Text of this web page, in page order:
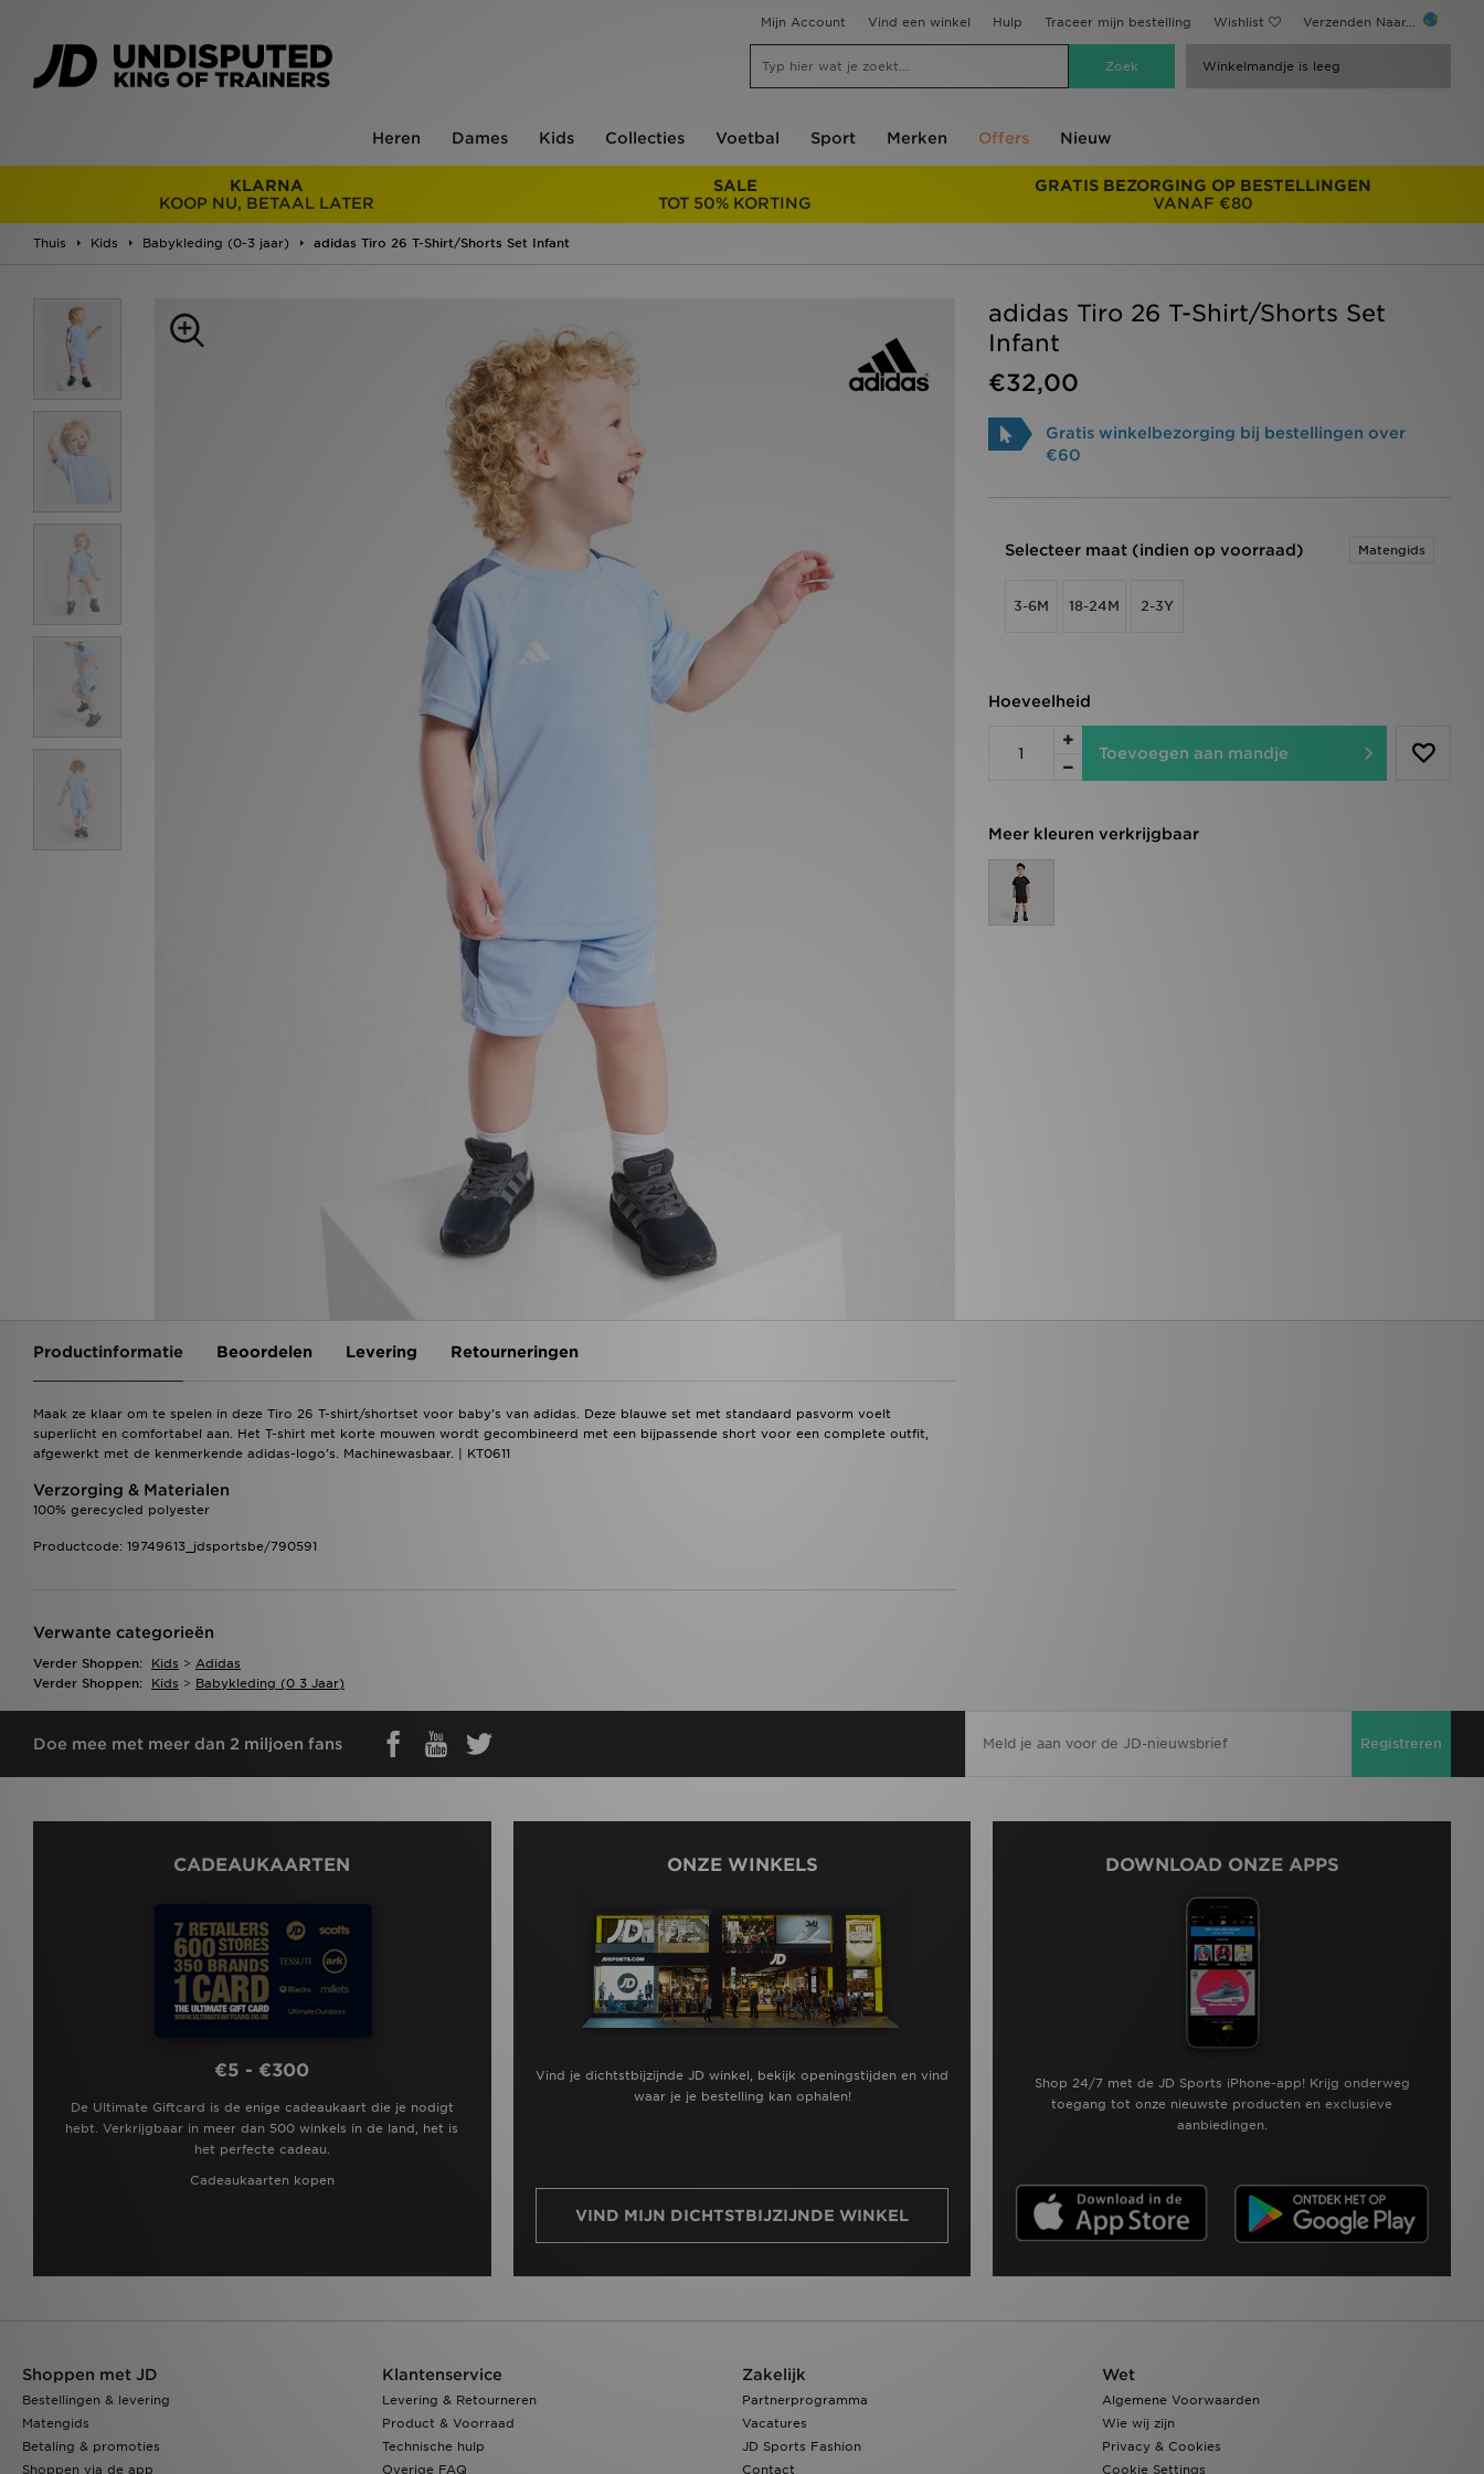
Mijn Account Vind een winkel Hulp Traceer mijn bestelling Wishlist Verzenden Naar...
Winkelmandje is leeg
Heren Dames Kids Collecties Voetbal Sport Merken Offers Nieuw
KLARNA
KOOP NU, BETAAL LATER
SALE
TOT 50% KORTING
GRATIS BEZORGING OP BESTELLINGEN
VANAF €80
Thuis Kids Babykleding (0-3 jaar) adidas Tiro 26 T-Shirt/Shorts Set Infant
adidas Tiro 26 T-Shirt/Shorts Set
Infant
€32,00
Gratis winkelbezorging bij bestellingen over
€60
Selecteer maat (indien op voorraad) Matengids
3-6M 18-24M 2-3Y
Hoeveelheid
Toevoegen aan mandje
Meer kleuren verkrijgbaar
Productinformatie Beoordelen Levering Retourneringen
Maak ze klaar om te spelen in deze Tiro 26 T-shirt/shortset voor baby's van adidas. Deze blauwe set met standaard pasvorm voelt
superlicht en comfortabel aan. Het T-shirt met korte mouwen wordt gecombineerd met een bijpassende short voor een complete outfit,
afgewerkt met de kenmerkende adidas-logo's. Machinewasbaar. | KT0611
Verzorging & Materialen
100% gerecycled polyester
Productcode: 19749613_jdsportsbe/790591
Verwante categorieën
Verder Shoppen: Kids > Adidas
Verder Shoppen:
Kids > Babykleding (0 3 Jaar)
Doe mee met meer dan 2 miljoen fans Registreren
CADEAUKAARTEN
€5 - €300
De Ultimate Giftcard is de enige cadeaukaart die je nodigt
hebt. Verkrijgbaar in meer dan 500 winkels in de land, het is
het perfecte cadeau.
Cadeaukaarten kopen
ONZE WINKELS
Vind je dichtstbijzijnde JD winkel, bekijk openingstijden en vind
waar je je bestelling kan ophalen!
VIND MIJN DICHTSTBIJZIJNDE WINKEL
DOWNLOAD ONZE APPS
Shop 24/7 met de JD Sports iPhone-app! Krijg onderweg
toegang tot onze nieuwste producten en exclusieve
aanbiedingen.
Shoppen met JD
Bestellingen & levering
Matengids
Betaling & promoties
Shoppen via de app
Klantenservice
Levering & Retourneren
Product & Voorraad
Technische hulp
Overige FAQ
Zakelijk
Partnerprogramma
Vacatures
JD Sports Fashion
Contact
Wet
Algemene Voorwaarden
Wie wij zijn
Privacy & Cookies
Cookie Settings